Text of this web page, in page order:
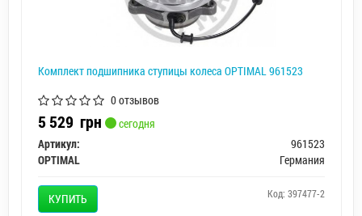
Комплект подшипника ступицы колеса OPTIMAL 961523
0 отзывов
5 529 грн
сегодня
Артикул:
961523
OPTIMAL
Германия
КУПИТЬ Код: 397477-2